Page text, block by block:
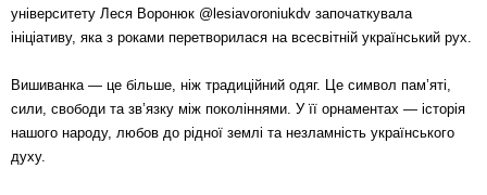
університету Леся Воронюк @lesiavoroniukdv започаткувала
ініціативу, яка з роками перетворилася на всесвітній український рух.
Вишиванка — це більше, ніж традиційний одяг. Це символ пам’яті,
сили, свободи та зв’язку між поколіннями. У її орнаментах — історія
нашого народу, любов до рідної землі та незламність українського
духу.